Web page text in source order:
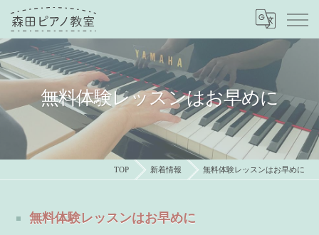
無料体験レッスンはお早めに
TOP 新着情報 無料体験レッスンはお早めに
無料体験レッスンはお早めに